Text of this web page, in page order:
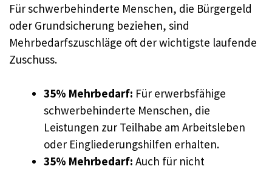
Für schwerbehinderte Menschen, die Bürgergeld
oder Grundsicherung beziehen, sind
Mehrbedarfszuschläge oft der wichtigste laufende
Zuschuss.
35% Mehrbedarf: Für erwerbsfähige
schwerbehinderte Menschen, die
Leistungen zur Teilhabe am Arbeitsleben
oder Eingliederungshilfen erhalten.
35% Mehrbedarf: Auch für nicht